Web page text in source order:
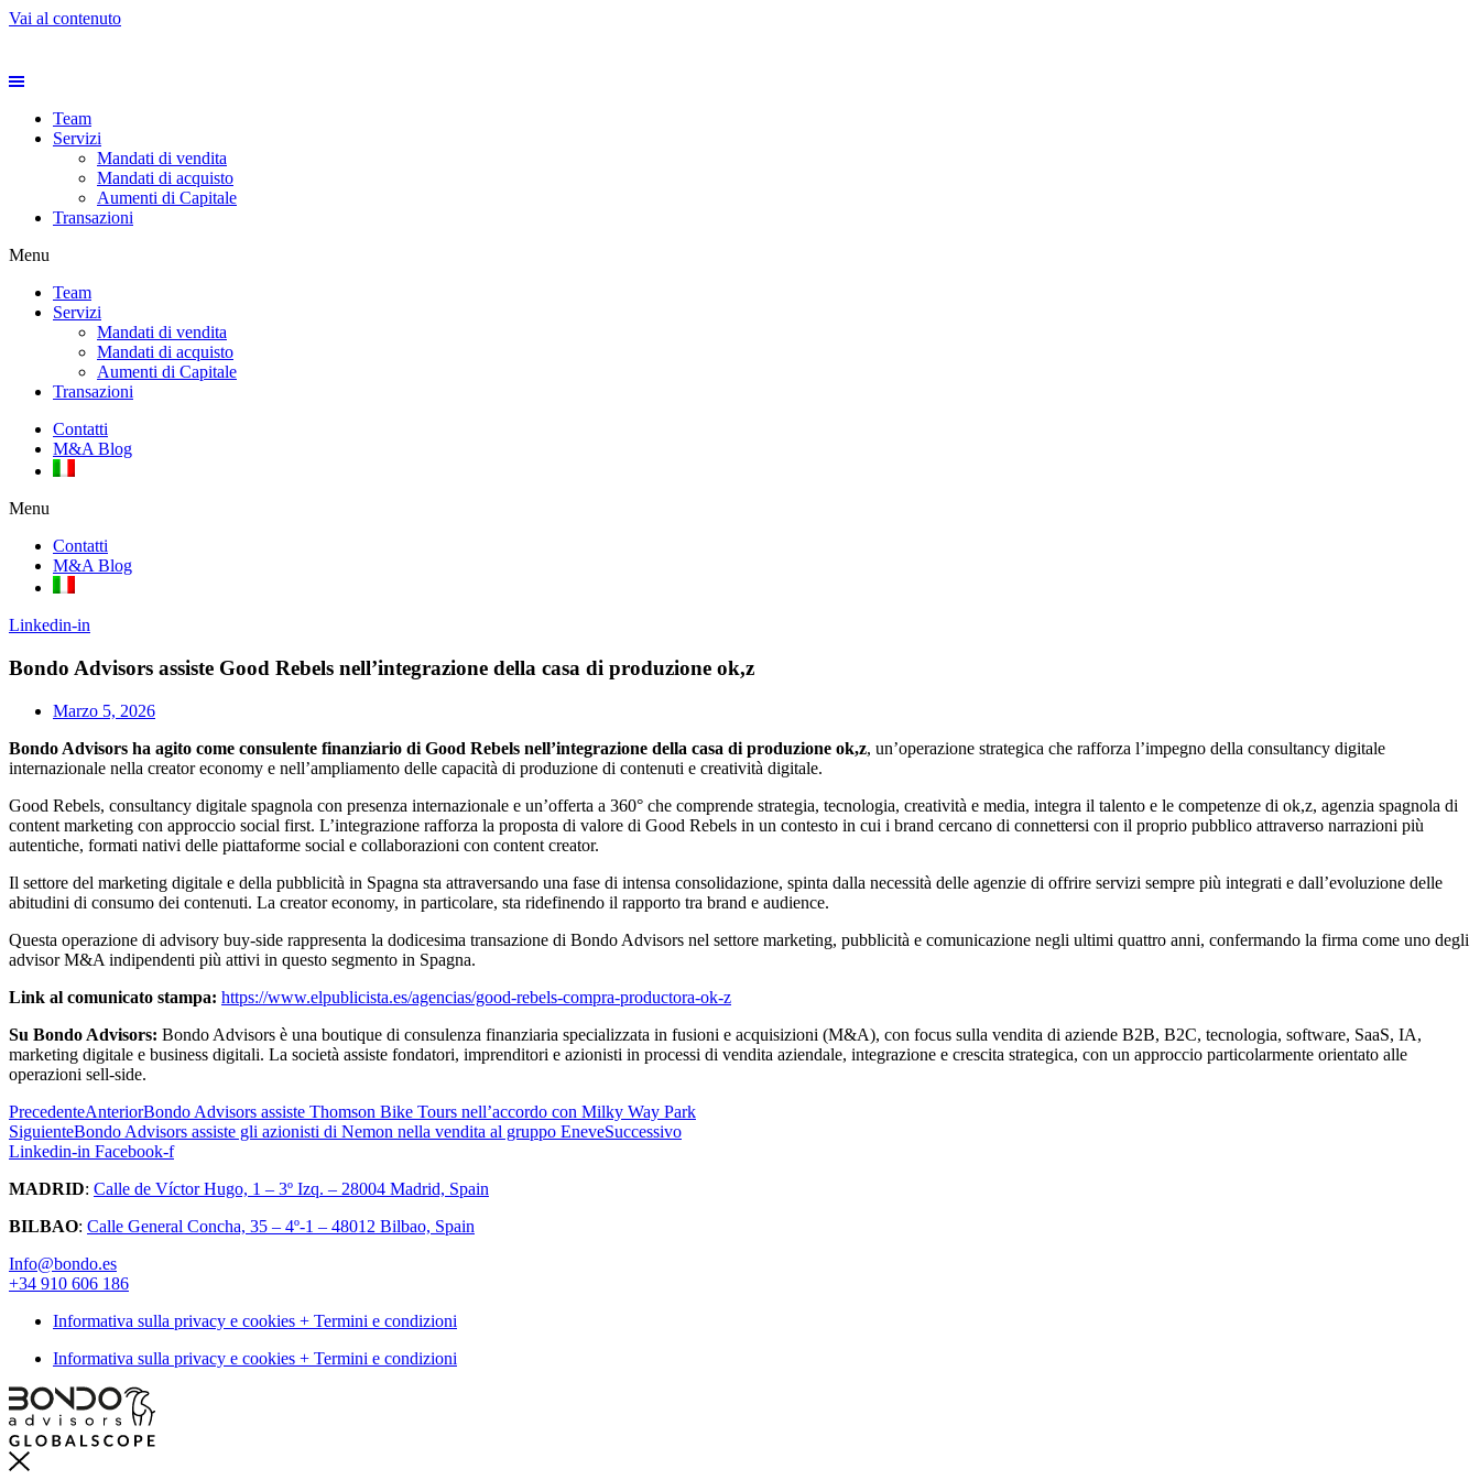
Vai al contenuto
Team
Servizi
Mandati di vendita
Mandati di acquisto
Aumenti di Capitale
Transazioni
Menu
Team
Servizi
Mandati di vendita
Mandati di acquisto
Aumenti di Capitale
Transazioni
Contatti
M&A Blog
Menu
Contatti
M&A Blog
Linkedin-in
Bondo Advisors assiste Good Rebels nell’integrazione della casa di produzione ok,z
Marzo 5, 2026
Bondo Advisors ha agito come consulente finanziario di Good Rebels nell’integrazione della casa di produzione ok,z, un’operazione strategica che rafforza l’impegno della consultancy digitale
internazionale nella creator economy e nell’ampliamento delle capacità di produzione di contenuti e creatività digitale.
Good Rebels, consultancy digitale spagnola con presenza internazionale e un’offerta a 360° che comprende strategia, tecnologia, creatività e media, integra il talento e le competenze di ok,z, agenzia spagnola di
content marketing con approccio social first. L’integrazione rafforza la proposta di valore di Good Rebels in un contesto in cui i brand cercano di connettersi con il proprio pubblico attraverso narrazioni più
autentiche, formati nativi delle piattaforme social e collaborazioni con content creator.
Il settore del marketing digitale e della pubblicità in Spagna sta attraversando una fase di intensa consolidazione, spinta dalla necessità delle agenzie di offrire servizi sempre più integrati e dall’evoluzione delle
abitudini di consumo dei contenuti. La creator economy, in particolare, sta ridefinendo il rapporto tra brand e audience.
Questa operazione di advisory buy-side rappresenta la dodicesima transazione di Bondo Advisors nel settore marketing, pubblicità e comunicazione negli ultimi quattro anni, confermando la firma come uno degli
advisor M&A indipendenti più attivi in questo segmento in Spagna.
Link al comunicato stampa: https://www.elpublicista.es/agencias/good-rebels-compra-productora-ok-z
Su Bondo Advisors: Bondo Advisors è una boutique di consulenza finanziaria specializzata in fusioni e acquisizioni (M&A), con focus sulla vendita di aziende B2B, B2C, tecnologia, software, SaaS, IA,
marketing digitale e business digitali. La società assiste fondatori, imprenditori e azionisti in processi di vendita aziendale, integrazione e crescita strategica, con un approccio particolarmente orientato alle
operazioni sell-side.
PrecedenteAnteriorBondo Advisors assiste Thomson Bike Tours nell’accordo con Milky Way Park
SiguienteBondo Advisors assiste gli azionisti di Nemon nella vendita al gruppo EneveSuccessivo
Linkedin-in Facebook-f
MADRID: Calle de Víctor Hugo, 1 – 3º Izq. – 28004 Madrid, Spain
BILBAO: Calle General Concha, 35 – 4º-1 – 48012 Bilbao, Spain
Info@bondo.es
+34 910 606 186
Informativa sulla privacy e cookies + Termini e condizioni
Informativa sulla privacy e cookies + Termini e condizioni